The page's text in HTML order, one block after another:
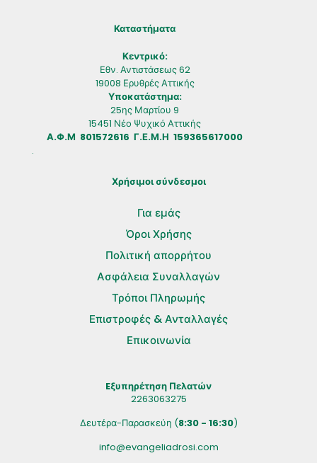
Καταστήματα
Κεντρικό:
Εθν. Αντιστάσεως 62
19008 Ερυθρές Αττικής
Υποκατάστημα:
25ης Μαρτίου 9
15451 Νέο Ψυχικό Αττικής
Α.Φ.Μ 801572616 Γ.Ε.Μ.Η 159365617000
.
Χρήσιμοι σύνδεσμοι
Για εμάς
Όροι Χρήσης
Πολιτική απορρήτου
Ασφάλεια Συναλλαγών
Τρόποι Πληρωμής
Επιστροφές & Ανταλλαγές
Επικοινωνία
Eξυπηρέτηση Πελατών
2263063275
Δευτέρα-Παρασκεύη (8:30 - 16:30)
info@evangeliadrosi.com